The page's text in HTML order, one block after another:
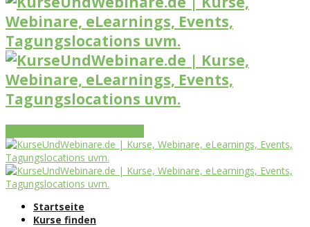
Startseite
Kurse finden